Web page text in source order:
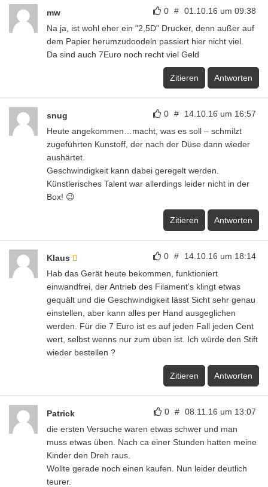
0 # 01.10.16 um 09:38
mw
Na ja, ist wohl eher ein "2,5D" Drucker, denn außer auf
dem Papier herumzudoodeln passiert hier nicht viel.
Da sind auch 7Euro noch recht viel Geld
Zitieren Antworten
0 # 14.10.16 um 16:57
snug
Heute angekommen…macht, was es soll – schmilzt
zugeführten Kunstoff, der nach der Düse dann wieder
aushärtet.
Geschwindigkeit kann dabei geregelt werden.
Künstlerisches Talent war allerdings leider nicht in der
Box! 😉
Zitieren Antworten
0 # 14.10.16 um 18:14
Klaus
Hab das Gerät heute bekommen, funktioniert
einwandfrei, der Antrieb des Filament's klingt etwas
gequält und die Geschwindigkeit lässt Sicht sehr genau
einstellen, aber kann alles per Hand ausgeglichen
werden. Für die 7 Euro ist es auf jeden Fall jeden Cent
wert, selbst wenns nur zum üben ist. Ich würde den Stift
wieder bestellen ?
Zitieren Antworten
0 # 08.11.16 um 13:07
Patrick
die ersten Versuche waren etwas schwer und man
muss etwas üben. Nach ca einer Stunden hatten meine
Kinder den Dreh raus.
Wollte gerade noch einen kaufen. Nun leider deutlich
teurer.